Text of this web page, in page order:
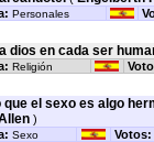
Personales
dios en cada ser
Religión
que el sexo es algo
)
Sexo Votos: